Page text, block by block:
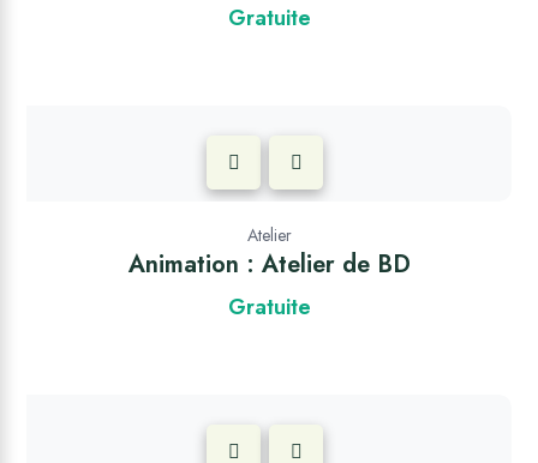
Gratuite
Atelier
Animation : Atelier de BD
Gratuite